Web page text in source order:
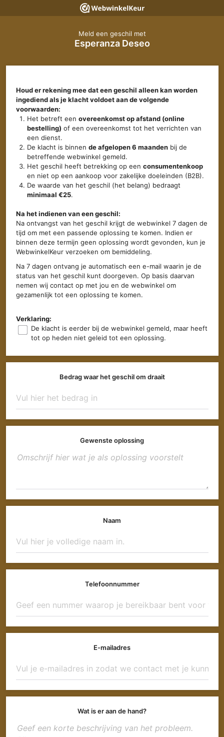
Meld een geschil met
Esperanza Deseo
Houd er rekening mee dat een geschil alleen kan worden
ingediend als je klacht voldoet aan de volgende
voorwaarden:
Het betreft eenovereenkomst op afstand (online
bestelling) of een overeenkomst tot het verrichten van
een dienst.
De klacht is binnende afgelopen 6 maanden bij de
betreffende webwinkel gemeld.
Het geschil heeft betrekking op eenconsumentenkoop
en niet op een aankoop voor zakelijke doeleinden (B2B).
De waarde van het geschil (het belang) bedraagt
minimaal €25.
Na het indienen van een geschil:
Na ontvangst van het geschil krijgt de webwinkel 7 dagen de
tijd om met een passende oplossing te komen. Indien er
binnen deze termijn geen oplossing wordt gevonden, kun je
WebwinkelKeur verzoeken om bemiddeling.
Na 7 dagen ontvang je automatisch een e-mail waarin je de
status van het geschil kunt doorgeven. Op basis daarvan
nemen wij contact op met jou en de webwinkel om
gezamenlijk tot een oplossing te komen.
Verklaring:
De klacht is eerder bij de webwinkel gemeld, maar heeft
tot op heden niet geleid tot een oplossing.
Bedrag waar het geschil om draait
Gewenste oplossing
Naam
Telefoonnummer
E-mailadres
Wat is er aan de hand?